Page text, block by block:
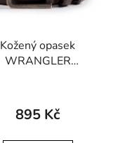
Kožený opasek
WRANGLER
Brown
895 Kč